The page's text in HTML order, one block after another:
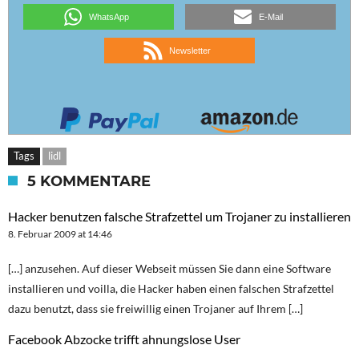
WhatsApp E-Mail
Newsletter
Tags lidl
5 KOMMENTARE
Hacker benutzen falsche Strafzettel um Trojaner zu installieren
8. Februar 2009 at 14:46
[…] anzusehen. Auf dieser Webseit müssen Sie dann eine Software
installieren und voilla, die Hacker haben einen falschen Strafzettel
dazu benutzt, dass sie freiwillig einen Trojaner auf Ihrem […]
Facebook Abzocke trifft ahnungslose User